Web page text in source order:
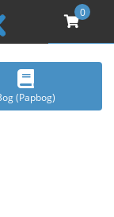
0
(Papbog)